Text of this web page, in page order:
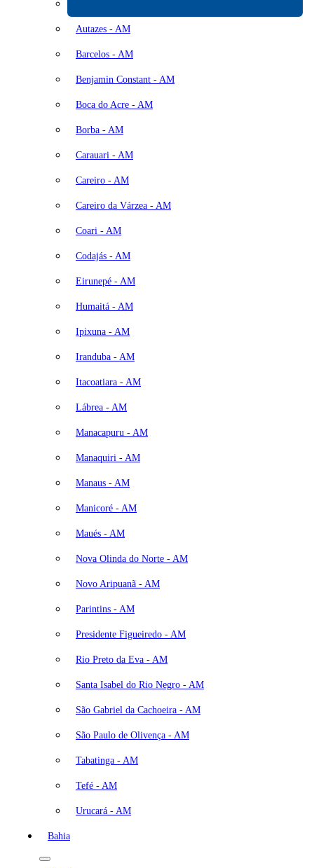
Autazes - AM
Barcelos - AM
Benjamin Constant - AM
Boca do Acre - AM
Borba - AM
Carauari - AM
Careiro - AM
Careiro da Várzea - AM
Coari - AM
Codajás - AM
Eirunepé - AM
Humaitá - AM
Ipixuna - AM
Iranduba - AM
Itacoatiara - AM
Lábrea - AM
Manacapuru - AM
Manaquiri - AM
Manaus - AM
Manicoré - AM
Maués - AM
Nova Olinda do Norte - AM
Novo Aripuanã - AM
Parintins - AM
Presidente Figueiredo - AM
Rio Preto da Eva - AM
Santa Isabel do Rio Negro - AM
São Gabriel da Cachoeira - AM
São Paulo de Olivença - AM
Tabatinga - AM
Tefé - AM
Urucará - AM
Bahia